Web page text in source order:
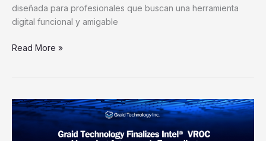
diseñada para profesionales que buscan una herramienta
digital funcional y amigable
saludables
Read More »
Graid
Technology